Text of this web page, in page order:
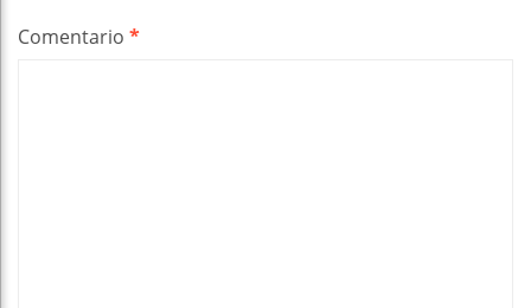
Comentario *